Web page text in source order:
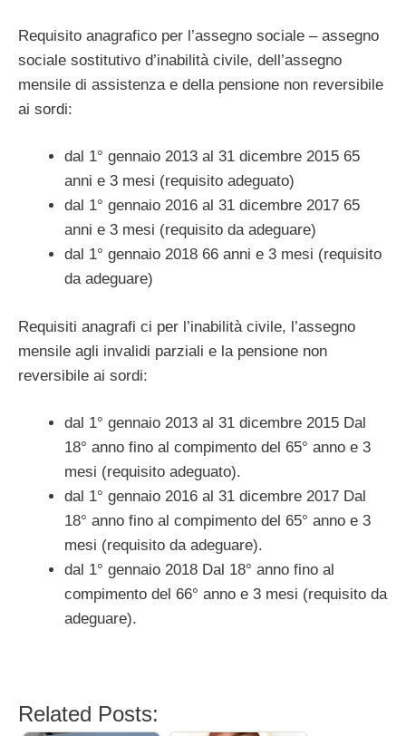
Requisito anagrafico per l’assegno sociale – assegno
sociale sostitutivo d’inabilità civile, dell’assegno
mensile di assistenza e della pensione non reversibile
ai sordi:
dal 1° gennaio 2013 al 31 dicembre 2015 65
anni e 3 mesi (requisito adeguato)
dal 1° gennaio 2016 al 31 dicembre 2017 65
anni e 3 mesi (requisito da adeguare)
dal 1° gennaio 2018 66 anni e 3 mesi (requisito
da adeguare)
Requisiti anagrafi ci per l’inabilità civile, l’assegno
mensile agli invalidi parziali e la pensione non
reversibile ai sordi:
dal 1° gennaio 2013 al 31 dicembre 2015 Dal
18° anno fino al compimento del 65° anno e 3
mesi (requisito adeguato).
dal 1° gennaio 2016 al 31 dicembre 2017 Dal
18° anno fino al compimento del 65° anno e 3
mesi (requisito da adeguare).
dal 1° gennaio 2018 Dal 18° anno fino al
compimento del 66° anno e 3 mesi (requisito da
adeguare).
Related Posts: